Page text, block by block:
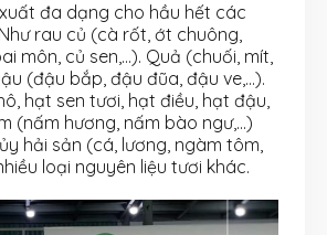
đa dạng cho hầu hết các
rau củ (cà rốt, ớt chuông,
môn, củ sen,…). Quả (chuối, mít,
(đậu bắp, đậu đũa, đậu ve,…).
hạt sen tươi, hạt điều, hạt đậu,
(nấm hương, nấm bào ngư,…)
hải sản (cá, lương, ngàm tôm,
loại nguyên liệu tươi khác.